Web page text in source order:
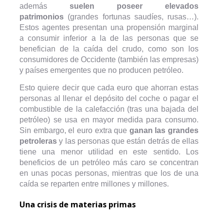
además suelen poseer elevados
patrimonios (grandes fortunas saudíes, rusas…).
Estos agentes presentan una propensión marginal
a consumir inferior a la de las personas que se
benefician de la caída del crudo, como son los
consumidores de Occidente (también las empresas)
y países emergentes que no producen petróleo.
Esto quiere decir que cada euro que ahorran estas
personas al llenar el depósito del coche o pagar el
combustible de la calefacción (tras una bajada del
petróleo) se usa en mayor medida para consumo.
Sin embargo, el euro extra que ganan las grandes
petroleras y las personas que están detrás de ellas
tiene una menor utilidad en este sentido. Los
beneficios de un petróleo más caro se concentran
en unas pocas personas, mientras que los de una
caída se reparten entre millones y millones.
Una crisis de materias primas